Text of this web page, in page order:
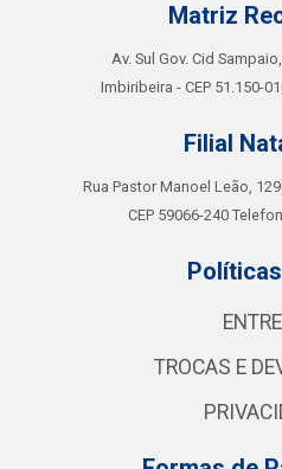
Matriz
Av. Sul Gov. Cid
Imbiribeira - CEP 51.150-
Filial
Rua Pastor Manoel Leão,
CEP 59066-240
TROCAS E